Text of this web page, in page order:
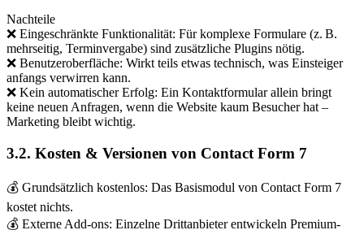
Nachteile
❌ Eingeschränkte Funktionalität: Für komplexe Formulare (z. B.
mehrseitig, Terminvergabe) sind zusätzliche Plugins nötig.
❌ Benutzeroberfläche: Wirkt teils etwas technisch, was Einsteiger
anfangs verwirren kann.
❌ Kein automatischer Erfolg: Ein Kontaktformular allein bringt
keine neuen Anfragen, wenn die Website kaum Besucher hat –
Marketing bleibt wichtig.
3.2. Kosten & Versionen von Contact Form 7
💰 Grundsätzlich kostenlos: Das Basismodul von Contact Form 7
kostet nichts.
💰 Externe Add-ons: Einzelne Drittanbieter entwickeln Premium-